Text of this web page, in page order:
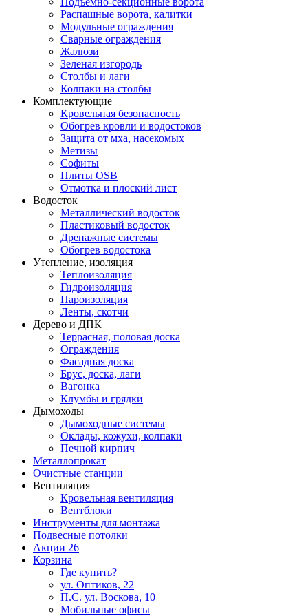
Распашные ворота, калитки
Модульные ограждения
Сварные ограждения
Жалюзи
Зеленая изгородь
Столбы и лаги
Колпаки на столбы
Комплектующие
Кровельная безопасность
Обогрев кровли и водостоков
Защита от мха, насекомых
Метизы
Софиты
Плиты OSB
Отмотка и плоский лист
Водосток
Металлический водосток
Пластиковый водосток
Дренажные системы
Обогрев водостока
Утепление, изоляция
Теплоизоляция
Гидроизоляция
Пароизоляция
Ленты, скотчи
Дерево и ДПК
Террасная, половая доска
Ограждения
Фасадная доска
Брус, доска, лаги
Вагонка
Клумбы и грядки
Дымоходы
Дымоходные системы
Оклады, кожухи, колпаки
Печной кирпич
Металлопрокат
Очистные станции
Вентиляция
Кровельная вентиляция
Вентблоки
Инструменты для монтажа
Подвесные потолки
Акции 26
Корзина
Где купить?
ул. Оптиков, 22
П.С. ул. Воскова, 10
Мобильные офисы